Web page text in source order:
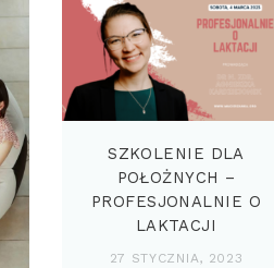
SZKOLENIE DLA
POŁOŻNYCH –
PROFESJONALNIE O
LAKTACJI
27 STYCZNIA, 2023